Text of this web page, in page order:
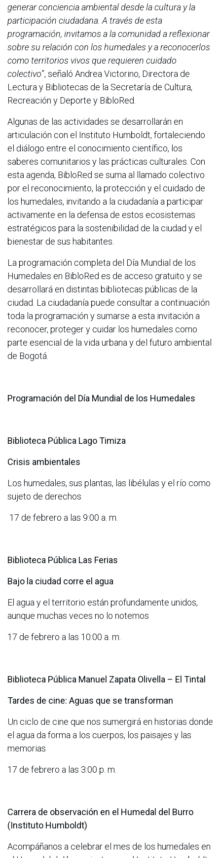
generar conciencia ambiental desde la cultura y la
participación ciudadana. A través de esta
programación, invitamos a la comunidad a reflexionar
sobre su relación con los humedales y a reconocerlos
como territorios vivos que requieren cuidado
colectivo”, señaló Andrea Victorino, Directora de
Lectura y Bibliotecas de la Secretaría de Cultura,
Recreación y Deporte y BibloRed.
Algunas de las actividades se desarrollarán en
articulación con el Instituto Humboldt, fortaleciendo
el diálogo entre el conocimiento científico, los
saberes comunitarios y las prácticas culturales. Con
esta agenda, BibloRed se suma al llamado colectivo
por el reconocimiento, la protección y el cuidado de
los humedales, invitando a la ciudadanía a participar
activamente en la defensa de estos ecosistemas
estratégicos para la sostenibilidad de la ciudad y el
bienestar de sus habitantes.
La programación completa del Día Mundial de los
Humedales en BibloRed es de acceso gratuito y se
desarrollará en distintas bibliotecas públicas de la
ciudad. La ciudadanía puede consultar a continuación
toda la programación y sumarse a esta invitación a
reconocer, proteger y cuidar los humedales como
parte esencial de la vida urbana y del futuro ambiental
de Bogotá.
Programación del Día Mundial de los Humedales
Biblioteca Pública Lago Timiza
Crisis ambientales
Los humedales, sus plantas, las libélulas y el río como
sujeto de derechos
17 de febrero a las 9:00 a. m.
Biblioteca Pública Las Ferias
Bajo la ciudad corre el agua
El agua y el territorio están profundamente unidos,
aunque muchas veces no lo notemos
17 de febrero a las 10:00 a. m.
Biblioteca Pública Manuel Zapata Olivella – El Tintal
Tardes de cine: Aguas que se transforman
Un ciclo de cine que nos sumergirá en historias donde
el agua da forma a los cuerpos, los paisajes y las
memorias
17 de febrero a las 3:00 p. m.
Carrera de observación en el Humedal del Burro
(Instituto Humboldt)
Acompáñanos a celebrar el mes de los humedales en